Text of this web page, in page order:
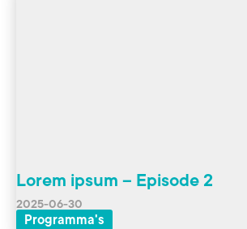
Lorem ipsum – Episode 2
2025-06-30
Programma's